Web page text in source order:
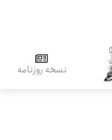
نسخه روزنامه